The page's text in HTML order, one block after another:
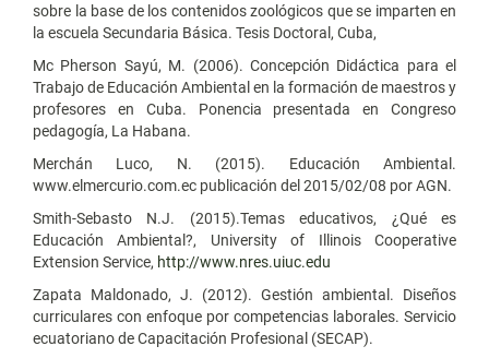
sobre la base de los contenidos zoológicos que se imparten en
la escuela Secundaria Básica. Tesis Doctoral, Cuba,
Mc Pherson Sayú, M. (2006). Concepción Didáctica para el
Trabajo de Educación Ambiental en la formación de maestros y
profesores en Cuba. Ponencia presentada en Congreso
pedagogía, La Habana.
Merchán Luco, N. (2015). Educación Ambiental.
www.elmercurio.com.ec publicación del 2015/02/08 por AGN.
Smith-Sebasto N.J. (2015).Temas educativos, ¿Qué es
Educación Ambiental?, University of Illinois Cooperative
Extension Service, http://www.nres.uiuc.edu
Zapata Maldonado, J. (2012). Gestión ambiental. Diseños
curriculares con enfoque por competencias laborales. Servicio
ecuatoriano de Capacitación Profesional (SECAP).